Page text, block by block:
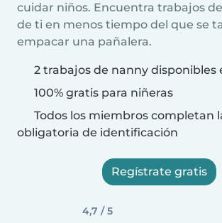
cuidar niños. Encuentra trabajos
de ti en menos tiempo del que se
empacar una pañalera.
2 trabajos de nanny disponibles
100% gratis para niñeras
Todos los miembros completan
obligatoria de identificación
Regístrate gratis
4,7 / 5